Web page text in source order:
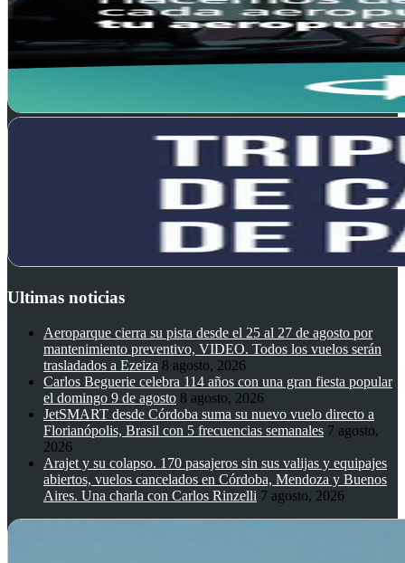
Ultimas noticias
Aeroparque cierra su pista desde el 25 al 27 de agosto por
mantenimiento preventivo, VIDEO. Todos los vuelos serán
trasladados a Ezeiza 8 agosto, 2026
Carlos Beguerie celebra 114 años con una gran fiesta popular
el domingo 9 de agosto 8 agosto, 2026
JetSMART desde Córdoba suma su nuevo vuelo directo a
Florianópolis, Brasil con 5 frecuencias semanales 7 agosto,
2026
Arajet y su colapso. 170 pasajeros sin sus valijas y equipajes
abiertos, vuelos cancelados en Córdoba, Mendoza y Buenos
Aires. Una charla con Carlos Rinzelli 7 agosto, 2026